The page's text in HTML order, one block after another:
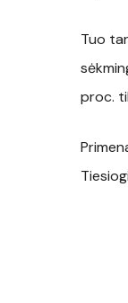
Tuo
proc.